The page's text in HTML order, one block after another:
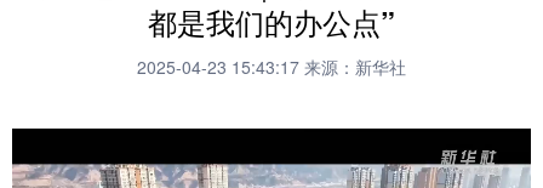
财经 网评
都是我们的办公点”
2025-04-23 15:43:17 来源：新华社